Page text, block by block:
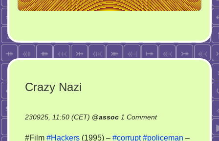
Crazy Nazi
230925, 11:50 (CET) @assoc 1 Commenton
#Film #Hackers (1995) – #corrupt #policeman –